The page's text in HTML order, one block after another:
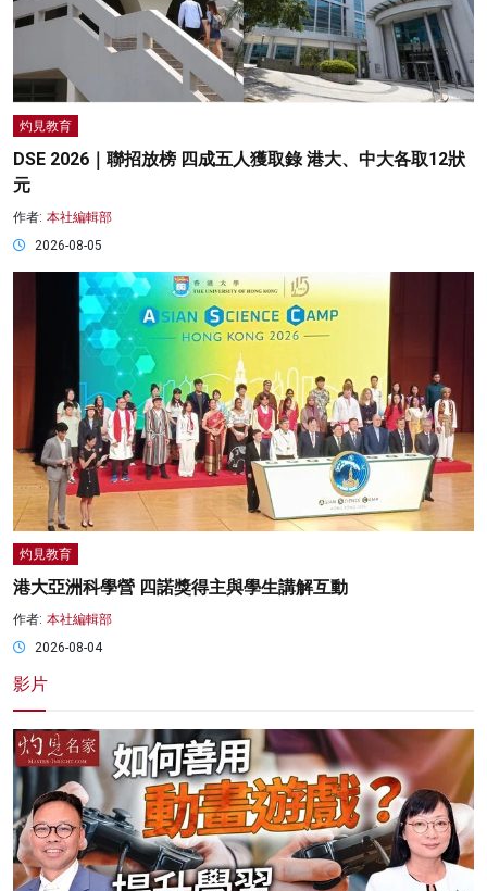
灼見教育
DSE 2026｜聯招放榜 四成五人獲取錄 港大、中大各取12狀
元
作者: 本社編輯部
2026-08-05
灼見教育
港大亞洲科學營 四諾獎得主與學生講解互動
作者: 本社編輯部
2026-08-04
影片